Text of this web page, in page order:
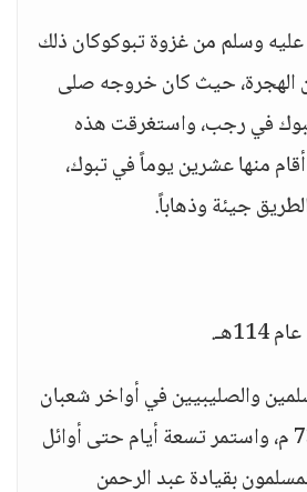
عليه وسلم من غزوة تبوكوكان ذلك
الهجرة، حيث كان خروجه صلى
في رجب، واستغرقت هذه
منها عشرين يوماً في تبوك،
جيئة وذهاباً.
والصليبيين في أواخر شعبان
114 هـ – أكتوبر 732 م، واستمر تسعة أيام حتى أوائل
بقيادة عبد الرحمن